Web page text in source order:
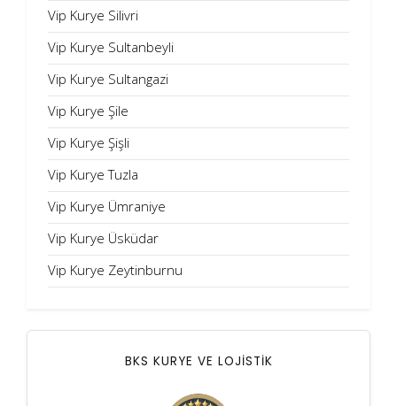
Vip Kurye Silivri
Vip Kurye Sultanbeyli
Vip Kurye Sultangazi
Vip Kurye Şile
Vip Kurye Şişli
Vip Kurye Tuzla
Vip Kurye Ümraniye
Vip Kurye Üsküdar
Vip Kurye Zeytinburnu
BKS KURYE VE LOJİSTİK